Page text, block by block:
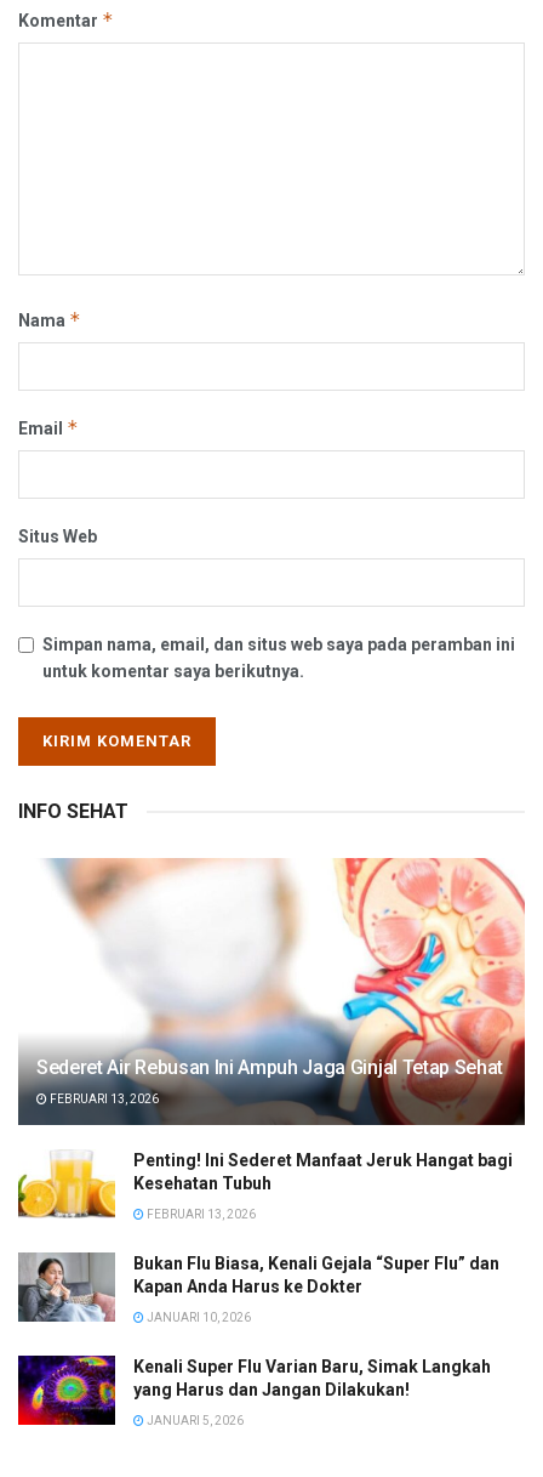
Komentar *
Nama *
Email *
Situs Web
Simpan nama, email, dan situs web saya pada peramban ini
untuk komentar saya berikutnya.
INFO SEHAT
Sederet Air Rebusan Ini Ampuh Jaga Ginjal Tetap Sehat
FEBRUARI 13, 2026
Penting! Ini Sederet Manfaat Jeruk Hangat bagi
Kesehatan Tubuh
FEBRUARI 13, 2026
Bukan Flu Biasa, Kenali Gejala “Super Flu” dan
Kapan Anda Harus ke Dokter
JANUARI 10, 2026
Kenali Super Flu Varian Baru, Simak Langkah
yang Harus dan Jangan Dilakukan!
JANUARI 5, 2026